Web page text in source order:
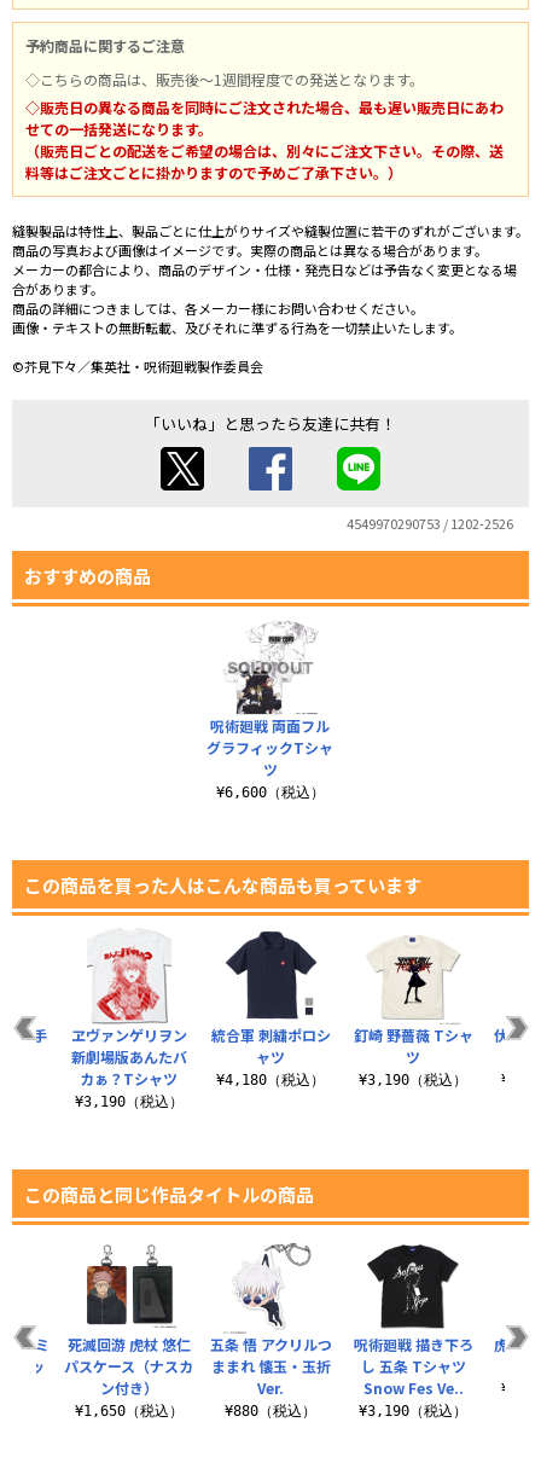
予約商品に関するご注意
◇こちらの商品は、販売後～1週間程度での発送となります。
◇販売日の異なる商品を同時にご注文された場合、最も遅い販売日にあわ
せての一括発送になります。
（販売日ごとの配送をご希望の場合は、別々にご注文下さい。その際、送
料等はご注文ごとに掛かりますので予めご了承下さい。）
縫製製品は特性上、製品ごとに仕上がりサイズや縫製位置に若干のずれがございます。
商品の写真および画像はイメージです。実際の商品とは異なる場合があります。
メーカーの都合により、商品のデザイン・仕様・発売日などは予告なく変更となる場
合があります。
商品の詳細につきましては、各メーカー様にお問い合わせください。
画像・テキストの無断転載、及びそれに準ずる行為を一切禁止いたします。
©芥見下々／集英社・呪術廻戦製作委員会
「いいね」と思ったら友達に共有！
4549970290753 / 1202-2526
おすすめの商品
呪術廻戦 両面フル
グラフィックTシャ
ツ
¥6,600（税込）
この商品を買った人はこんな商品も買っています
統合軍 刺繍ポロシ
ャツ
¥4,180（税込）
釘崎 野薔薇 Tシャ
ツ
¥3,190（税込）
伏黒
薄手
ヱヴァンゲリヲン
新劇場版あんたバ
カぁ？Tシャツ
¥3,190（税込）
この商品と同じ作品タイトルの商品
五条 悟 アクリルつ
ままれ 懐玉・玉折
Ver.
¥880（税込）
呪術廻戦 描き下ろ
し 五条 Tシャツ
Snow Fes Ve..
¥3,190（税込）
虎杖
ダ ミ
セッ
死滅回游 虎杖 悠仁
パスケース（ナスカ
ン付き）
¥1,650（税込）